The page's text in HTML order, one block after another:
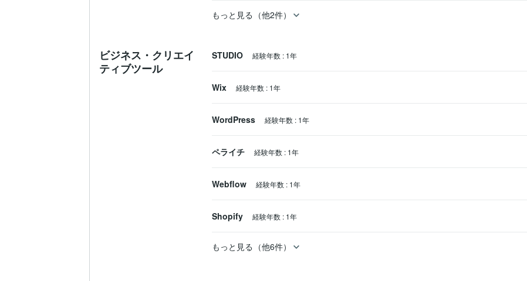
もっと見る（他2件）
ビジネス・クリエイ
ティブツール
STUDIO 経験年数 : 1年
Wix 経験年数 : 1年
WordPress 経験年数 : 1年
ペライチ 経験年数 : 1年
Webflow 経験年数 : 1年
Shopify 経験年数 : 1年
もっと見る（他6件）